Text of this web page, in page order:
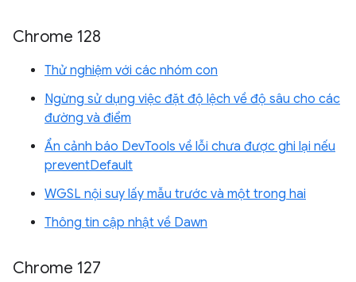
Chrome 128
Thử nghiệm với các nhóm con
Ngừng sử dụng việc đặt độ lệch về độ sâu cho các
đường và điểm
Ẩn cảnh báo DevTools về lỗi chưa được ghi lại nếu
preventDefault
WGSL nội suy lấy mẫu trước và một trong hai
Thông tin cập nhật về Dawn
Chrome 127